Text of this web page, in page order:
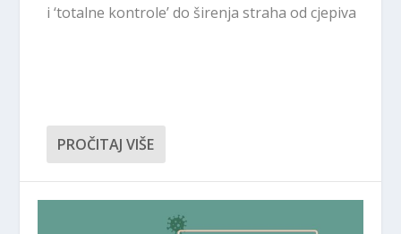
i ‘totalne kontrole’ do širenja straha od cjepiva
PROČITAJ VIŠE